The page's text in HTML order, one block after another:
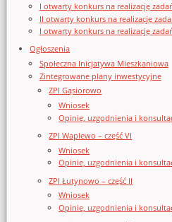
I otwarty konkurs na realizację
II otwarty konkurs na realizację
I otwarty konkurs na realizację
Ogłoszenia
Społeczna Inicjatywa Mieszkaniowa
Zintegrowane plany inwestycyjne
ZPI Gąsiorowo
Wniosek
Opinie, uzgodnienia i
ZPI Waplewo – część VI
Wniosek
Opinie, uzgodnienia i
ZPI Łutynowo – część II
Wniosek
Opinie, uzgodnienia i